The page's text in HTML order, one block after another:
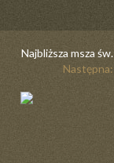
Najbliższa msza św.
Następna: